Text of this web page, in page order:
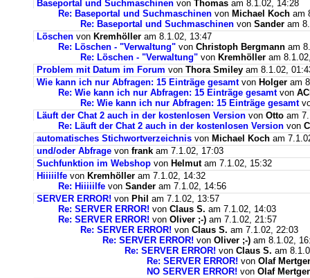
Baseportal und Suchmaschinen von Thomas am 8.1.02, 14:28
Re: Baseportal und Suchmaschinen von Michael Koch am
Re: Baseportal und Suchmaschinen von Sander am
Löschen von Kremhöller am 8.1.02, 13:47
Re: Löschen - "Verwaltung" von Christoph Bergmann am
Re: Löschen - "Verwaltung" von Kremhöller am
Problem mit Datum im Forum von Thora Smiley am 8.1.02,
Wie kann ich nur Abfragen: 15 Einträge gesamtvon Holger am
Re: Wie kann ich nur Abfragen: 15 Einträge gesamtvon
Re: Wie kann ich nur Abfragen: 15 Einträge gesamt
Läuft der Chat 2 auch in der kostenlosen Version von Otto am
Re: Läuft der Chat 2 auch in der kostenlosen Version von
automatisches Stichwortverzeichnis von Michael Koch am
und/oder Abfrage von frank am 7.1.02, 17:03
Suchfunktion im Webshop von Helmutam 7.1.02, 15:32
Hiiiiilfe von Kremhöller am 7.1.02, 14:32
Re: Hiiiiilfe von Sander am 7.1.02, 14:56
SERVER ERROR! von Phil am 7.1.02, 13:57
Re: SERVER ERROR! von Claus S. am 7.1.02, 14:03
Re: SERVER ERROR! von Oliver ;-) am 7.1.02, 21:57
Re: SERVER ERROR! von Claus S. am 7.1.02, 22:03
Re: SERVER ERROR! von Oliver ;-) am 8.1.02,
Re: SERVER ERROR! von Claus S. am
Re: SERVER ERROR! von Olaf
NO SERVER ERROR! von Olaf